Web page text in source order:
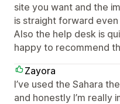
site you want and the
is straight forward
Also the help desk is
happy to recommend
Zayora
I’ve used the Sahara
and honestly I’m really